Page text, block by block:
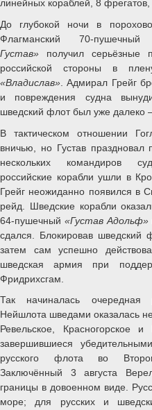
линейных кораблей, 8
До глубокой ночи в
Флагманский 70-
Густав» получил серьёзные
российской стороны в
«Владислав» . Адмирал Грейг
и повреждения судна
шведский флот был уже далеко
В тактическом отношении
вничью, но Густав праздновал
нескольких командиров
российские корабли ушли в
Грейг неожиданно появился в
рейд. Шведские корабли
64-пушечный «Густав Адольф»
сдался. Блокировав шведский
затем сам успешно
шведская армия при
Фридрихсгам.
Так начиналась очередная
Нейшлота шведами оказалась
Ревельское, Красногорское
завершившиеся
русского флота во
Заключённый 3 августа
границы в довоенном виде.
море; для русских и